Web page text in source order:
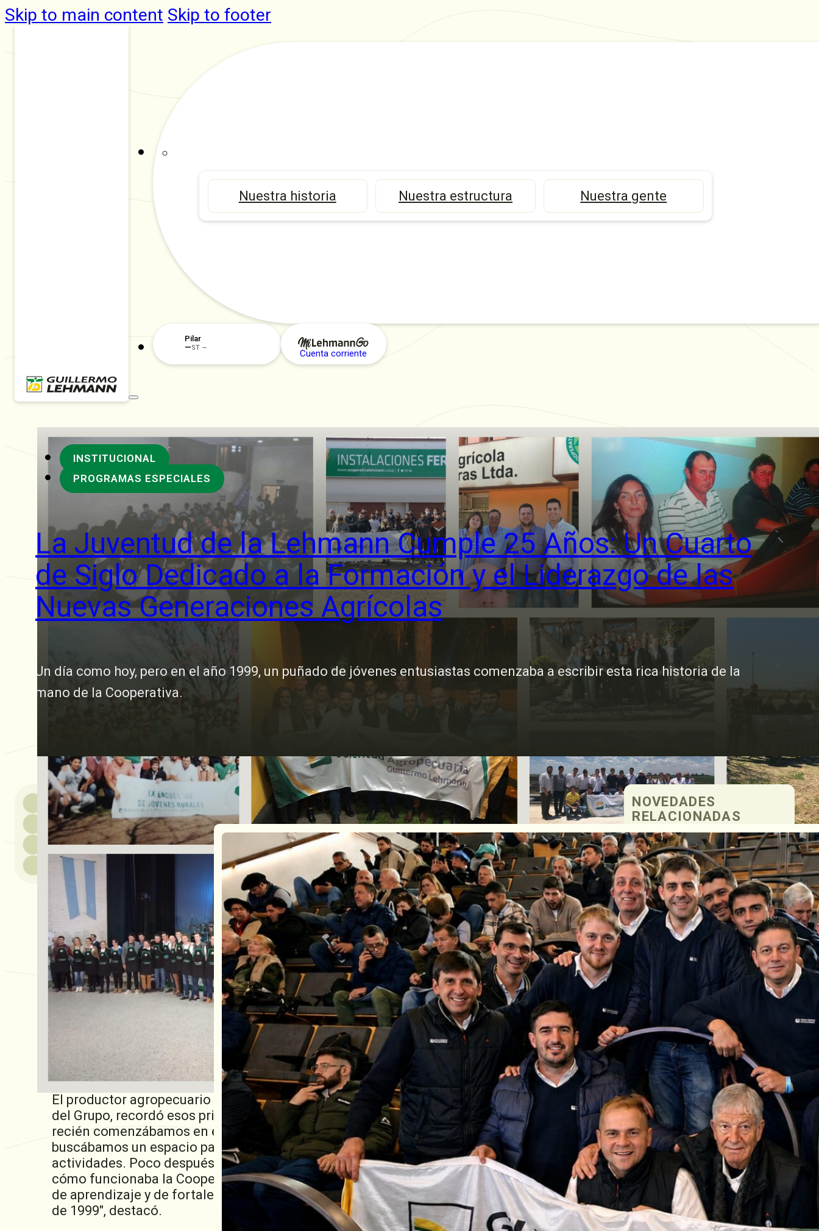
Skip to main content Skip to footer
Nuestra historia Nuestra estructura Nuestra gente
Pilar
—ST —
Cuenta corriente
INSTITUCIONAL
PROGRAMAS ESPECIALES
La Juventud de la Lehmann Cumple 25 Años: Un Cuarto
de Siglo Dedicado a la Formación y el Liderazgo de las
Nuevas Generaciones Agrícolas
Un día como hoy, pero en el año 1999, un puñado de jóvenes entusiastas comenzaba a escribir esta rica historia de la
mano de la Cooperativa.
12 agosto, 2024
La Juventud Agropecuaria para el Desarrollo Cooperativo de la Cooperativa Guillermo
Lehmann celebra este Martes 13 de Agosto de 2024 su 25º Aniversario. Un espacio que, a
lo largo de todo este tiempo, se ha dedicado incansablemente al desarrollo de las
generaciones jóvenes, con el objetivo de capacitar y formar líderes, incrementar su
educación y reforzar la labor institucional, alineando sus acciones con los objetivos de la
juventud rural cooperativista.
Actualmente, el Grupo Juvenil está compuesto por personas de entre 18 y 35 años y se
enfoca en proporcionar herramientas efectivas para satisfacer sus necesidades y
profundizar su comprensión del proceso productivo, siempre bajo la enseñanza
cooperativa.
El Grupo se originó por iniciativa del Consejo de Administración, que buscaba crear un
espacio donde los jóvenes vinculados a la actividad agropecuaria pudieran reunirse y
discutir sobre sus labores. Desde el comienzo, se enfocaba en familiarizar a los
integrantes con Lehmann, los servicios ofrecidos y la operativa, además de preparar
futuros líderes para el Consejo de Administración.
El productor agropecuario de la localidad de Pilar, Pablo Cortese, fue el primer Presidente
del Grupo, recordó esos primeros días con nostalgia: “Éramos muy jóvenes y la mayoría
recién comenzábamos en el grupo. Muchos continuábamos en las empresas familiares y
buscábamos un espacio para discutir sobre el trabajo y cómo mejorar nuestras
actividades. Poco después, se sumaron consejeros y funcionarios que nos explicaron
cómo funcionaba la Cooperativa, los servicios que prestaba y su operativa. Fue un tiempo
de aprendizaje y de fortalecer lazos antes de formar oficialmente la comisión en Agosto
de 1999″, destacó.
NOVEDADES
RELACIONADAS